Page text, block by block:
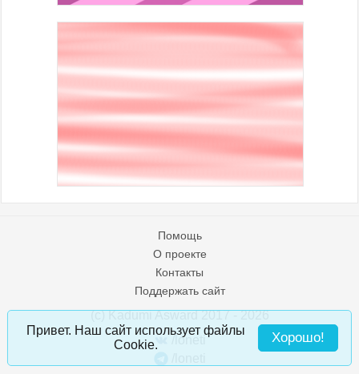
/loneti
(c) Kadumi Asward 2017 - 2026 :)
Помощь
О проекте
Контакты
Поддержать сайт
Привет. Наш сайт использует файлы
Cookie.
Хорошо!